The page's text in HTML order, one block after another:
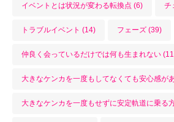
イベントとは状況が変わる転換点 (6) チ
トラブルイベント (14) フェーズ (39)
仲良く会っているだけでは何も生まれない
大きなケンカを一度もしてなくても安心感が
大きなケンカを一度もせずに安定軌道に乗る